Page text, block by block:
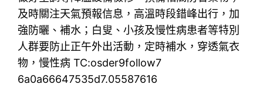
及時關注天氣預報信息，高溫時段錯峰出行，加
強防曬、補水；白叟、小孩及慢性病患者等特別
人群要防止正午外出活動，定時補水，穿透氣衣
物，慢性病 TC:osder9follow7
6a0a66647535d7.05587616